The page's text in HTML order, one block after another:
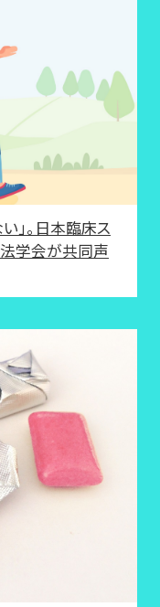
」。日本臨床ス
学会が共同声